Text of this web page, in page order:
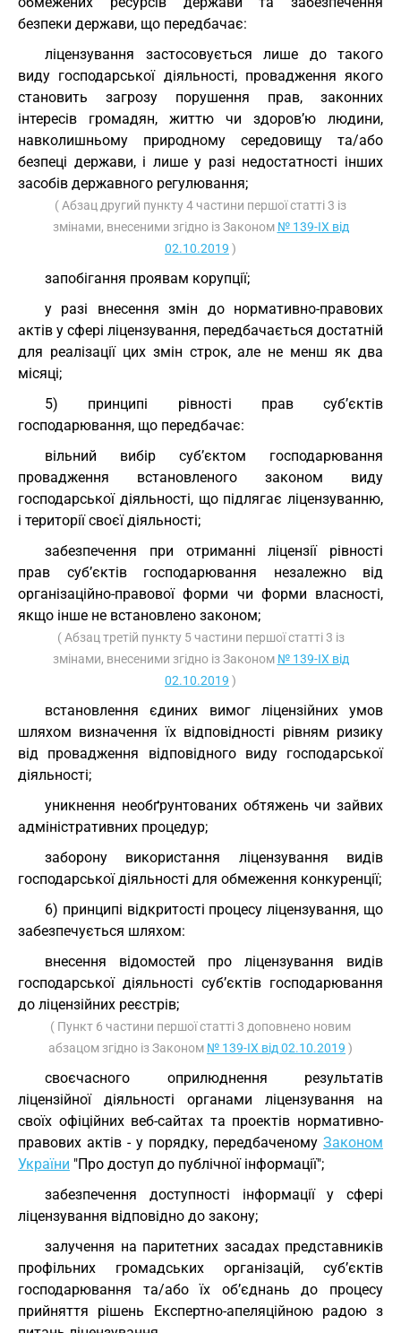
безпеки держави, що передбачає:
ліцензування застосовується лише до такого
виду господарської діяльності, провадження якого
становить загрозу порушення прав, законних
інтересів громадян, життю чи здоров’ю людини,
навколишньому природному середовищу та/або
безпеці держави, і лише у разі недостатності інших
засобів державного регулювання;
( Абзац другий пункту 4 частини першої статті 3 із
змінами, внесеними згідно із Законом № 139-IX від
02.10.2019 )
запобігання проявам корупції;
у разі внесення змін до нормативно-правових
актів у сфері ліцензування, передбачається достатній
для реалізації цих змін строк, але не менш як два
місяці;
5) принципі рівності прав суб’єктів
господарювання, що передбачає:
вільний вибір суб’єктом господарювання
провадження встановленого законом виду
господарської діяльності, що підлягає ліцензуванню,
і території своєї діяльності;
забезпечення при отриманні ліцензії рівності
прав суб’єктів господарювання незалежно від
організаційно-правової форми чи форми власності,
якщо інше не встановлено законом;
( Абзац третій пункту 5 частини першої статті 3 із
змінами, внесеними згідно із Законом № 139-IX від
02.10.2019 )
встановлення єдиних вимог ліцензійних умов
шляхом визначення їх відповідності рівням ризику
від провадження відповідного виду господарської
діяльності;
уникнення необґрунтованих обтяжень чи зайвих
адміністративних процедур;
заборону використання ліцензування видів
господарської діяльності для обмеження конкуренції;
6) принципі відкритості процесу ліцензування, що
забезпечується шляхом:
внесення відомостей про ліцензування видів
господарської діяльності суб’єктів господарювання
до ліцензійних реєстрів;
( Пункт 6 частини першої статті 3 доповнено новим
абзацом згідно із Законом № 139-IX від 02.10.2019 )
своєчасного оприлюднення результатів
ліцензійної діяльності органами ліцензування на
своїх офіційних веб-сайтах та проектів нормативно-
правових актів - у порядку, передбаченому Законом
України "Про доступ до публічної інформації";
забезпечення доступності інформації у сфері
ліцензування відповідно до закону;
залучення на паритетних засадах представників
профільних громадських організацій, суб’єктів
господарювання та/або їх об’єднань до процесу
прийняття рішень Експертно-апеляційною радою з